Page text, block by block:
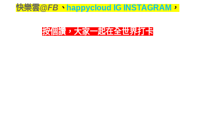
快樂雲@FB 、 happycloud IG INSTAGRAM ，
按個讚， 大家一起在全世界打卡